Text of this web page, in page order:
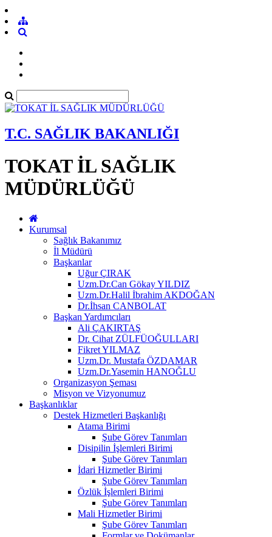
T.C. SAĞLIK BAKANLIĞI
TOKAT İL SAĞLIK
MÜDÜRLÜĞÜ
Kurumsal
Sağlık Bakanımız
İl Müdürü
Başkanlar
Uğur ÇIRAK
Uzm.Dr.Can Gökay YILDIZ
Uzm.Dr.Halil İbrahim AKDOĞAN
Dr.İhsan CANBOLAT
Başkan Yardımcıları
Ali ÇAKIRTAŞ
Dr. Cihat ZÜLFÜOĞULLARI
Fikret YILMAZ
Uzm.Dr. Mustafa ÖZDAMAR
Uzm.Dr.Yasemin HANOĞLU
Organizasyon Şeması
Misyon ve Vizyonumuz
Başkanlıklar
Destek Hizmetleri Başkanlığı
Atama Birimi
Şube Görev Tanımları
Disipilin İşlemleri Birimi
Şube Görev Tanımları
İdari Hizmetler Birimi
Şube Görev Tanımları
Özlük İşlemleri Birimi
Şube Görev Tanımları
Mali Hizmetler Birimi
Şube Görev Tanımları